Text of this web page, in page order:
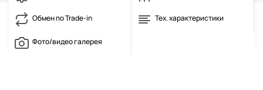
Обмен по Trade-in Тех. характеристики
Фото/видео галерея